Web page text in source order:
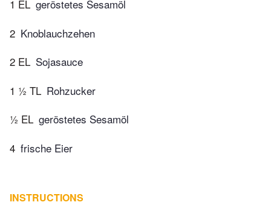
1 EL geröstetes Sesamöl
2 Knoblauchzehen
2 EL Sojasauce
1 ½ TL Rohzucker
½ EL geröstetes Sesamöl
4 frische Eier
INSTRUCTIONS